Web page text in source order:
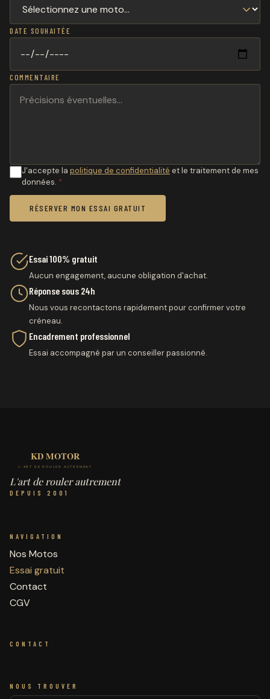
DATE SOUHAITÉE
COMMENTAIRE
J'accepte la politique de confidentialité et le traitement de mes
données. *
RÉSERVER MON ESSAI GRATUIT
Essai 100% gratuit
Aucun engagement, aucune obligation d'achat.
Réponse sous 24h
Nous vous recontactons rapidement pour confirmer votre
créneau.
Encadrement professionnel
Essai accompagné par un conseiller passionné.
L'art de rouler autrement
DEPUIS 2001
NAVIGATION
Nos Motos
Essai gratuit
Contact
CGV
CONTACT
NOUS TROUVER